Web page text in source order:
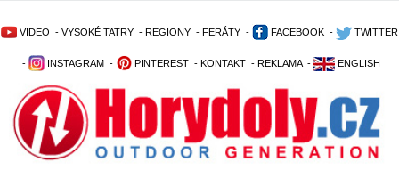
VIDEO - VYSOKÉ TATRY - REGIONY - FERÁTY - FACEBOOK - TWITTER
- INSTAGRAM - PINTEREST - KONTAKT - REKLAMA - ENGLISH